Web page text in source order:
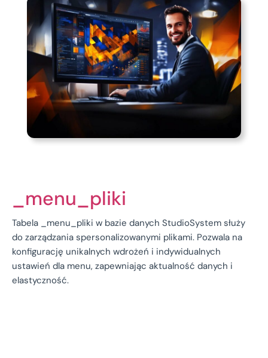
_menu_pliki
Tabela _menu_pliki w bazie danych StudioSystem służy
do zarządzania spersonalizowanymi plikami. Pozwala na
konfigurację unikalnych wdrożeń i indywidualnych
ustawień dla menu, zapewniając aktualność danych i
elastyczność.